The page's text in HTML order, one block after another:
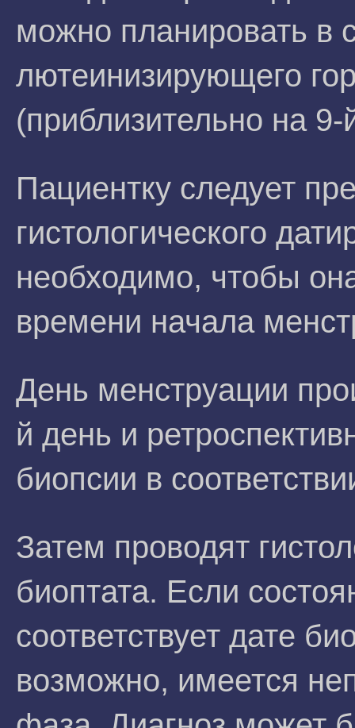
можно планировать в
лютеинизирующего
(приблизительно на
Пациентку следует
гистологического
необходимо, чтобы
времени начала
День менструации
й день и
биопсии в
Затем проводят
биоптата. Если
соответствует дате
возможно, имеется